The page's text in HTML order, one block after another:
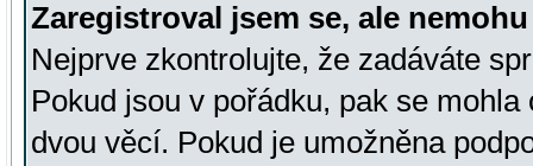
Zaregistroval jsem se, ale
Nejprve zkontrolujte, že zadáváte
Pokud jsou v pořádku, pak se
dvou věcí. Pokud je umožněna